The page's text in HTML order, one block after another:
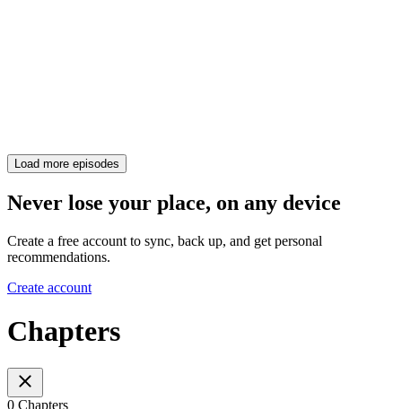
Load more episodes
Never lose your place, on any device
Create a free account to sync, back up, and get personal
recommendations.
Create account
Chapters
0 Chapters